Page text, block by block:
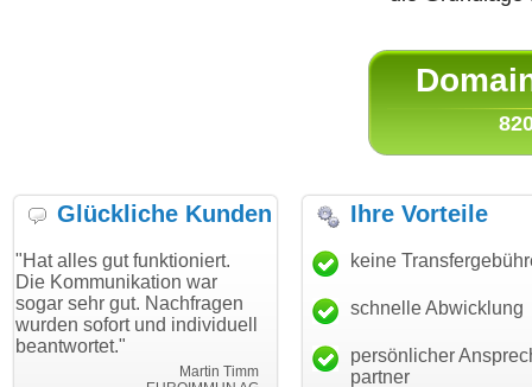
Glückliche Kunden
gut funktioniert.
war
gut. Nachfragen
und individuell
"Danke für den schnellen
Transfer und guten Service!"
Thomas Schäfer
i can eckert communication GmbH
"Ich
haben.
mein
Ihre Vorteile
keine
schnelle Abwicklung
persönlicher
partner